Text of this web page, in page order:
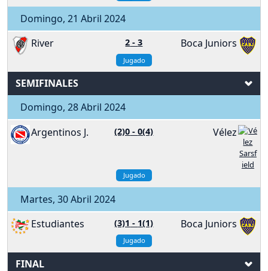
Domingo, 21 Abril 2024
River
2 -3 Boca Juniors
Jugado
SEMIFINALES
Domingo, 28 Abril 2024
Argentinos J.
(2)0 -0(4) Vélez
Jugado
Martes, 30 Abril 2024
Estudiantes
(3)1 - 1(1) Boca Juniors
Jugado
FINAL